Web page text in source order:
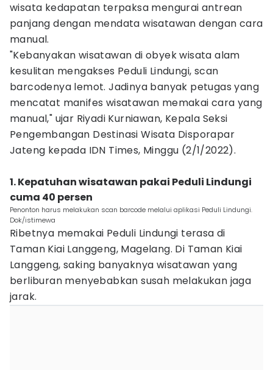
wisata kedapatan terpaksa mengurai antrean
panjang dengan mendata wisatawan dengan cara
manual.
"Kebanyakan wisatawan di obyek wisata alam
kesulitan mengakses Peduli Lindungi, scan
barcodenya lemot. Jadinya banyak petugas yang
mencatat manifes wisatawan memakai cara yang
manual," ujar Riyadi Kurniawan, Kepala Seksi
Pengembangan Destinasi Wisata Disporapar
Jateng kepada IDN Times, Minggu (2/1/2022).
1. Kepatuhan wisatawan pakai Peduli Lindungi
cuma 40 persen
Penonton harus melakukan scan barcode melalui aplikasi Peduli Lindungi.
Dok/istimewa
Ribetnya memakai Peduli Lindungi terasa di
Taman Kiai Langgeng, Magelang. Di Taman Kiai
Langgeng, saking banyaknya wisatawan yang
berliburan menyebabkan susah melakukan jaga
jarak.